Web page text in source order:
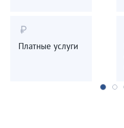
currency_ruble
Платные услуги